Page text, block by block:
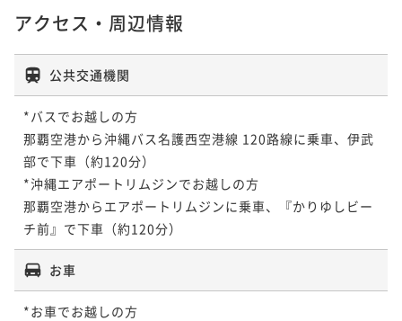
アクセス・周辺情報
公共交通機関
*バスでお越しの方
那覇空港から沖縄バス名護西空港線 120路線に乗車、伊武
部で下車（約120分）
*沖縄エアポートリムジンでお越しの方
那覇空港からエアポートリムジンに乗車、『かりゆしビー
お車
*お車でお越しの方